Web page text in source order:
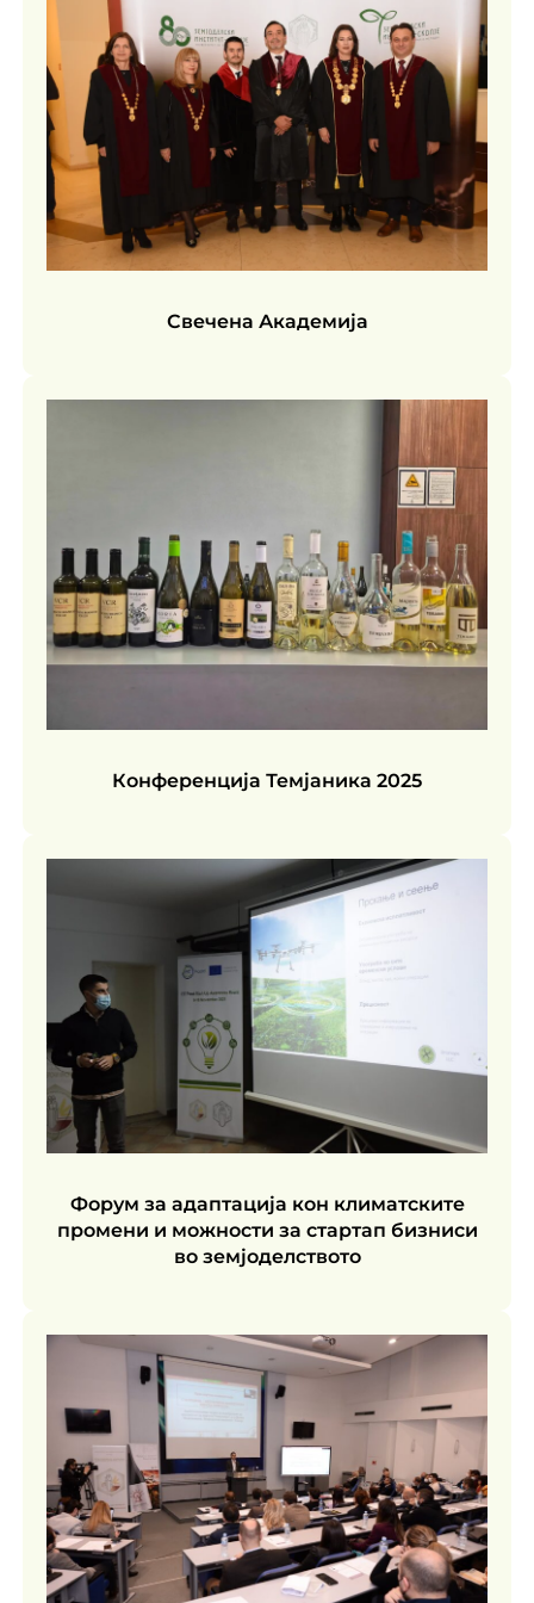
Свечена Академија
Конференција Темјаника 2025
Форум за адаптација кон климатските
промени и можности за стартап бизниси
во земјоделството